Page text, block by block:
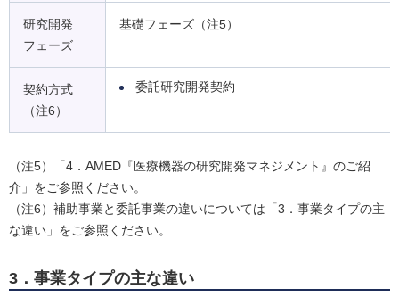
研究開発
フェーズ
基礎フェーズ（注5）
契約方式
（注6）
委託研究開発契約
（注5）「4．AMED『医療機器の研究開発マネジメント』のご紹
介」をご参照ください。
（注6）補助事業と委託事業の違いについては「3．事業タイプの主
な違い」をご参照ください。
3．事業タイプの主な違い